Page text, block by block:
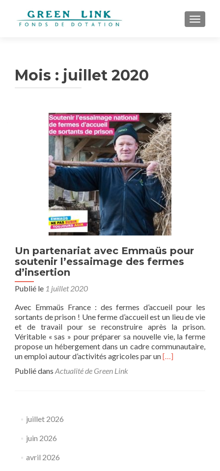
Mois : juillet 2020
Un partenariat avec Emmaüs pour
soutenir l’essaimage des fermes
d’insertion
Publié le 1 juillet 2020
Avec Emmaüs France : des fermes d’accueil pour les
sortants de prison ! Une ferme d’accueil est un lieu de vie
et de travail pour se reconstruire après la prison.
Véritable « sas » pour préparer sa nouvelle vie, la ferme
propose un hébergement dans un cadre communautaire,
un emploi autour d’activités agricoles par unEn
[…]
Publié dans Actualité de Green Link
juillet 2026
juin 2026
avril 2026